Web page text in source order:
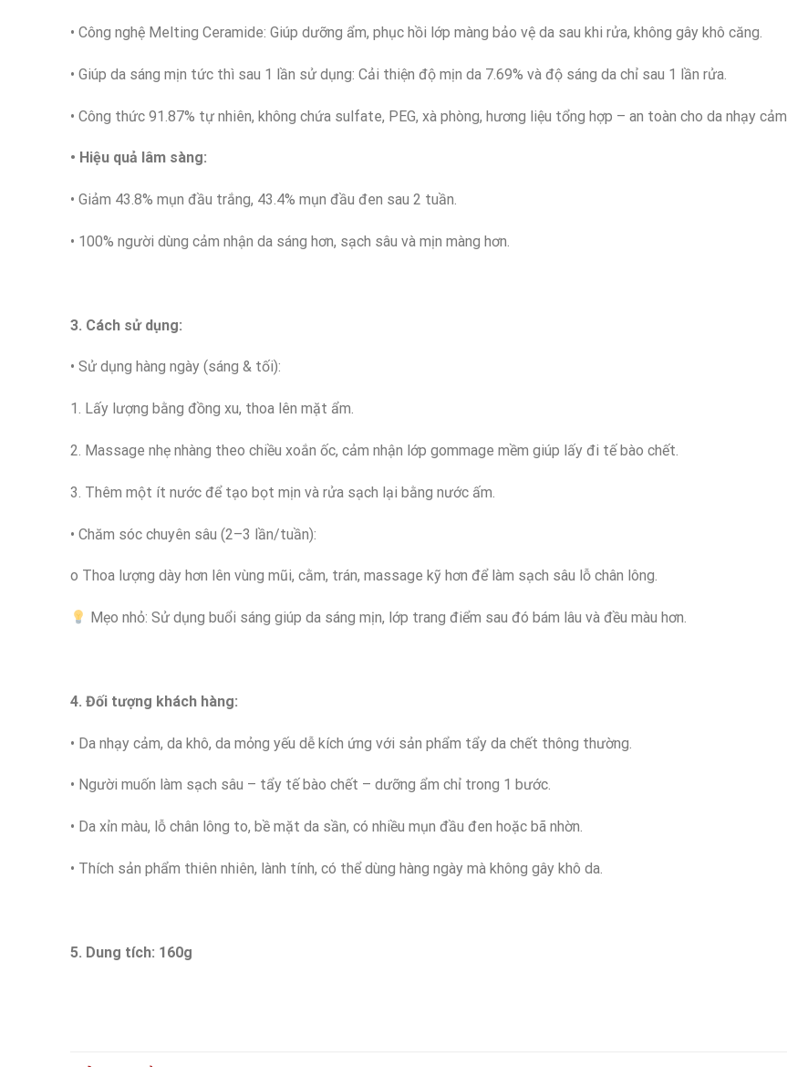
• Công nghệ Melting Ceramide: Giúp dưỡng ẩm, phục hồi lớp màng bảo vệ da sau khi rửa, không gây khô căng.
• Giúp da sáng mịn tức thì sau 1 lần sử dụng: Cải thiện độ mịn da 7.69% và độ sáng da chỉ sau 1 lần rửa.
• Công thức 91.87% tự nhiên, không chứa sulfate, PEG, xà phòng, hương liệu tổng hợp – an toàn cho da nhạy cảm.
• Hiệu quả lâm sàng:
• Giảm 43.8% mụn đầu trắng, 43.4% mụn đầu đen sau 2 tuần.
• 100% người dùng cảm nhận da sáng hơn, sạch sâu và mịn màng hơn.
3. Cách sử dụng:
• Sử dụng hàng ngày (sáng & tối):
1. Lấy lượng bằng đồng xu, thoa lên mặt ẩm.
2. Massage nhẹ nhàng theo chiều xoắn ốc, cảm nhận lớp gommage mềm giúp lấy đi tế bào chết.
3. Thêm một ít nước để tạo bọt mịn và rửa sạch lại bằng nước ấm.
• Chăm sóc chuyên sâu (2–3 lần/tuần):
o Thoa lượng dày hơn lên vùng mũi, cằm, trán, massage kỹ hơn để làm sạch sâu lỗ chân lông.
Mẹo nhỏ: Sử dụng buổi sáng giúp da sáng mịn, lớp trang điểm sau đó bám lâu và đều màu hơn.
4. Đối tượng khách hàng:
• Da nhạy cảm, da khô, da mỏng yếu dễ kích ứng với sản phẩm tẩy da chết thông thường.
• Người muốn làm sạch sâu – tẩy tế bào chết – dưỡng ẩm chỉ trong 1 bước.
• Da xỉn màu, lỗ chân lông to, bề mặt da sần, có nhiều mụn đầu đen hoặc bã nhờn.
• Thích sản phẩm thiên nhiên, lành tính, có thể dùng hàng ngày mà không gây khô da.
5. Dung tích: 160g